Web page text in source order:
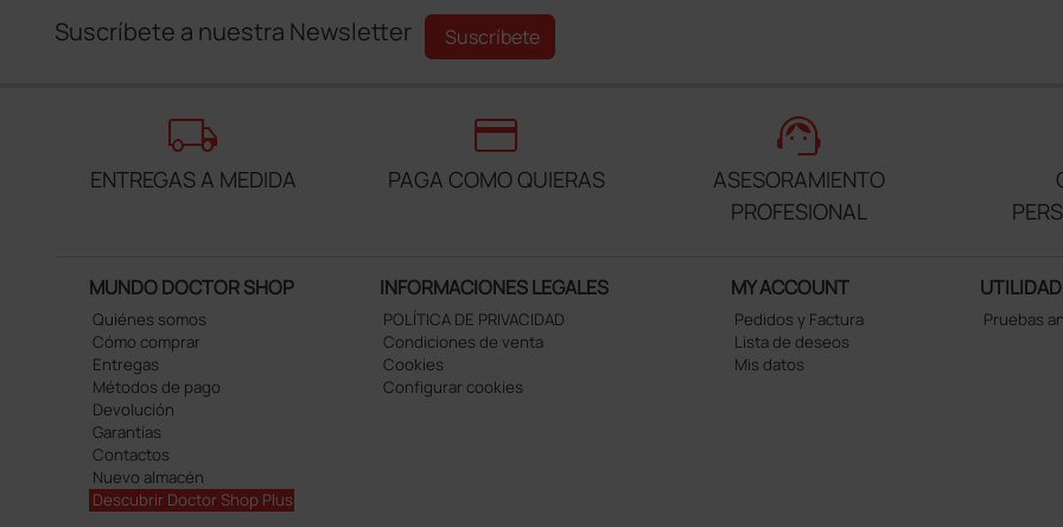
Suscríbete a nuestra Newsletter Suscríbete
local_shipping
ENTREGAS A MEDIDA
credit_card
PAGA COMO QUIERAS
support_agent
ASESORAMIENTO
PROFESIONAL
MUNDO DOCTOR SHOP
Quiénes somos
Cómo comprar
Entregas
Métodos de pago
Devolución
Garantías
Contactos
Nuevo almacén
Descubrir Doctor Shop Plus
INFORMACIONES LEGALES
POLÍTICA DE PRIVACIDAD
Condiciones de venta
Cookies
Configurar cookies
MY ACCOUNT
Pedidos y Factura
Lista de deseos
Mis datos
UTILIDAD
Pruebas